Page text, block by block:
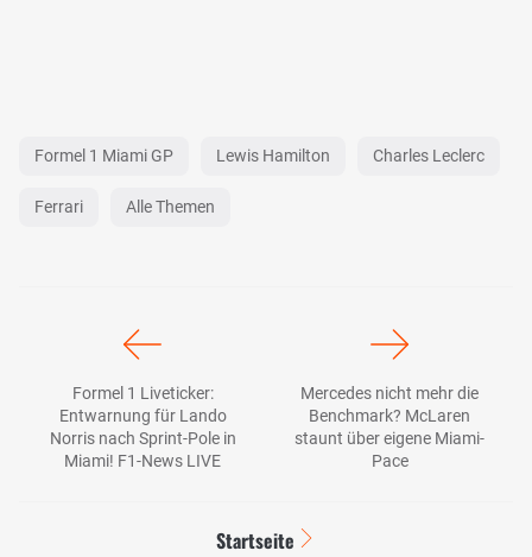
Formel 1 Miami GP Lewis Hamilton Charles Leclerc
Ferrari Alle Themen
Formel 1 Liveticker:
Entwarnung für Lando
Norris nach Sprint-Pole in
Miami! F1-News LIVE
Mercedes nicht mehr die
Benchmark? McLaren
staunt über eigene Miami-
Pace
Startseite